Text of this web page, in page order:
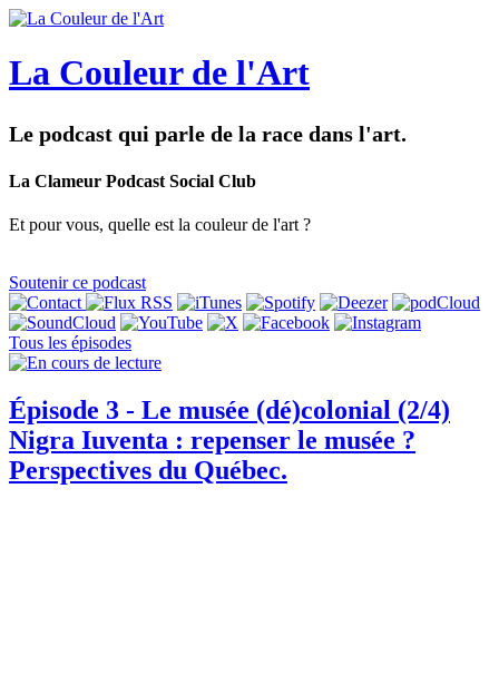
La Couleur de l'Art
Le podcast qui parle de la race dans l'art.
La Clameur Podcast Social Club
Et pour vous, quelle est la couleur de l'art ?
Soutenir ce podcast
Tous les épisodes
Épisode 3 - Le musée (dé)colonial (2/4)
Nigra Iuventa : repenser le musée ?
Perspectives du Québec.